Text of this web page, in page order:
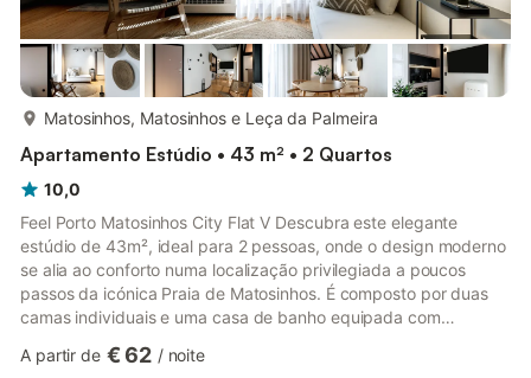
Matosinhos, Matosinhos e Leça da Palmeira
Apartamento Estúdio • 43 m² • 2 Quartos
10,0
Feel Porto Matosinhos City Flat V Descubra este elegante
estúdio de 43m², ideal para 2 pessoas, onde o design moderno
se alia ao conforto numa localização privilegiada a poucos
passos da icónica Praia de Matosinhos. É composto por duas
camas individuais e uma casa de banho equipada com
acolher casais. • Berço disponível mediante pedido, tornando-o
A partir de € 62 / noite